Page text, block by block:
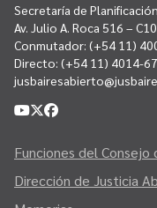
Secretaría de
Av. Julio A. Roca 516 –
Conmutador: (+54 11)
Directo: (+54 11) 4014-
Funciones del
Dirección de Justicia